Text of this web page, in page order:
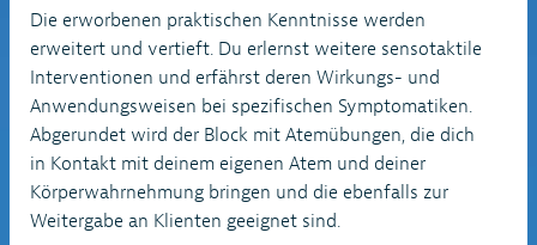
Die erworbenen praktischen Kenntnisse werden
erweitert und vertieft. Du erlernst weitere sensotaktile
Interventionen und erfährst deren Wirkungs- und
Anwendungsweisen bei spezifischen Symptomatiken.
Abgerundet wird der Block mit Atemübungen, die dich
in Kontakt mit deinem eigenen Atem und deiner
Körperwahrnehmung bringen und die ebenfalls zur
Weitergabe an Klienten geeignet sind.